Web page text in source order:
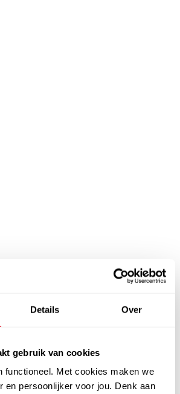
Details Over
gebruik van cookies
functioneel. Met cookies maken we
en persoonlijker voor jou. Denk aan